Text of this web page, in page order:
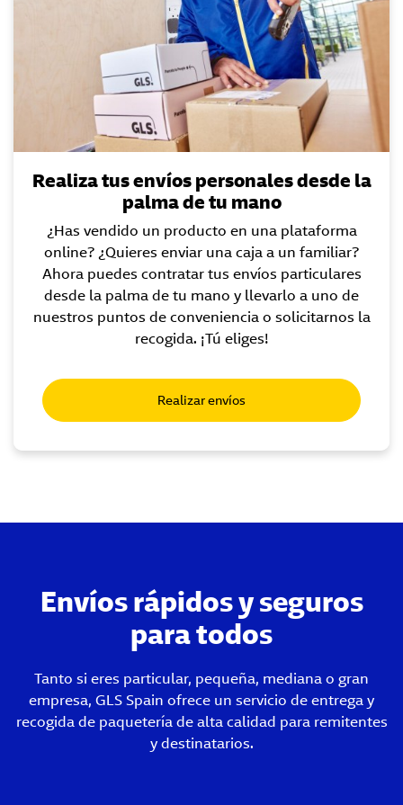
Realiza tus envíos personales desde la
palma de tu mano
¿Has vendido un producto en una plataforma
online? ¿Quieres enviar una caja a un familiar?
Ahora puedes contratar tus envíos particulares
desde la palma de tu mano y llevarlo a uno de
nuestros puntos de conveniencia o solicitarnos la
recogida. ¡Tú eliges!
Realizar envíos
Envíos rápidos y seguros
para todos
Tanto si eres particular, pequeña, mediana o gran
empresa, GLS Spain ofrece un servicio de entrega y
recogida de paquetería de alta calidad para remitentes
y destinatarios.